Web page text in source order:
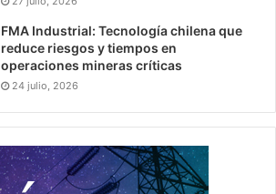
FMA Industrial: Tecnología chilena que
reduce riesgos y tiempos en
operaciones mineras críticas
24 julio, 2026